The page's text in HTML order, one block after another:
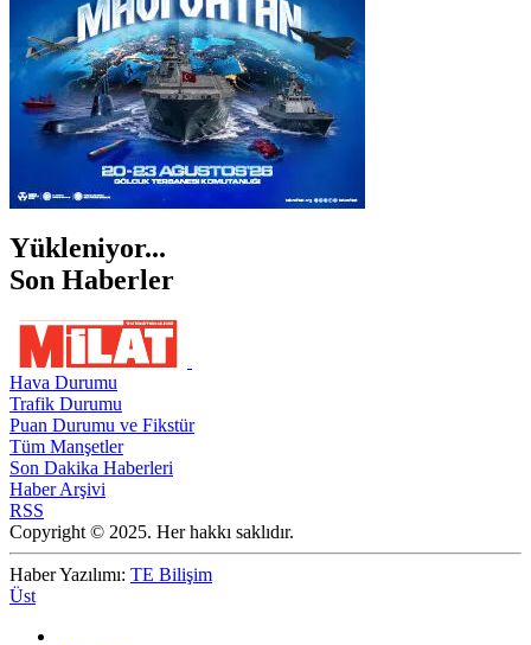
Yükleniyor...
Son Haberler
Hava Durumu
Trafik Durumu
Puan Durumu ve Fikstür
Tüm Manşetler
Son Dakika Haberleri
Haber Arşivi
RSS
Copyright © 2025. Her hakkı saklıdır.
Haber Yazılımı: TE Bilişim
Üst